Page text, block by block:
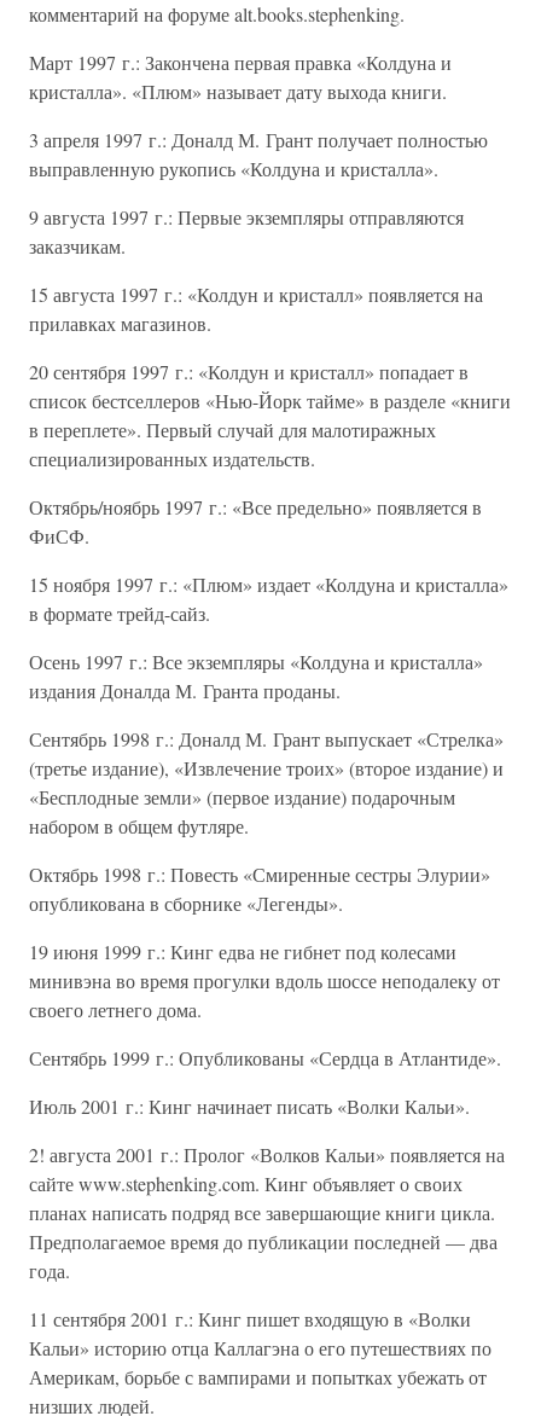
комментарий на форуме alt.books.stephenking.
Март 1997 г.: Закончена первая правка «Колдуна и
кристалла». «Плюм» называет дату выхода книги.
3 апреля 1997 г.: Доналд М. Грант получает полностью
выправленную рукопись «Колдуна и кристалла».
9 августа 1997 г.: Первые экземпляры отправляются
заказчикам.
15 августа 1997 г.: «Колдун и кристалл» появляется на
прилавках магазинов.
20 сентября 1997 г.: «Колдун и кристалл» попадает в
список бестселлеров «Нью-Йорк тайме» в разделе «книги
в переплете». Первый случай для малотиражных
специализированных издательств.
Октябрь/ноябрь 1997 г.: «Все предельно» появляется в
ФиСФ.
15 ноября 1997 г.: «Плюм» издает «Колдуна и кристалла»
в формате трейд-сайз.
Осень 1997 г.: Все экземпляры «Колдуна и кристалла»
издания Доналда М. Гранта проданы.
Сентябрь 1998 г.: Доналд М. Грант выпускает «Стрелка»
(третье издание), «Извлечение троих» (второе издание) и
«Бесплодные земли» (первое издание) подарочным
набором в общем футляре.
Октябрь 1998 г.: Повесть «Смиренные сестры Элурии»
опубликована в сборнике «Легенды».
19 июня 1999 г.: Кинг едва не гибнет под колесами
минивэна во время прогулки вдоль шоссе неподалеку от
своего летнего дома.
Сентябрь 1999 г.: Опубликованы «Сердца в Атлантиде».
Июль 2001 г.: Кинг начинает писать «Волки Кальи».
2! августа 2001 г.: Пролог «Волков Кальи» появляется на
сайте www.stephenking.com. Кинг объявляет о своих
планах написать подряд все завершающие книги цикла.
Предполагаемое время до публикации последней — два
года.
11 сентября 2001 г.: Кинг пишет входящую в «Волки
Кальи» историю отца Каллагэна о его путешествиях по
Америкам, борьбе с вампирами и попытках убежать от
низших людей.